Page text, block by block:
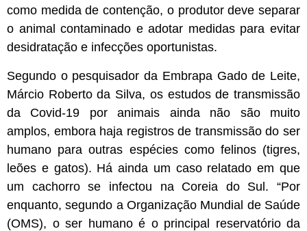
como medida de contenção, o produtor deve separar
o animal contaminado e adotar medidas para evitar
desidratação e infecções oportunistas.
Segundo o pesquisador da Embrapa Gado de Leite,
Márcio Roberto da Silva, os estudos de transmissão
da Covid-19 por animais ainda não são muito
amplos, embora haja registros de transmissão do ser
humano para outras espécies como felinos (tigres,
leões e gatos). Há ainda um caso relatado em que
um cachorro se infectou na Coreia do Sul. “Por
enquanto, segundo a Organização Mundial de Saúde
(OMS), o ser humano é o principal reservatório da